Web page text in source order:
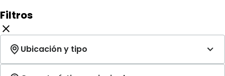
Filtros